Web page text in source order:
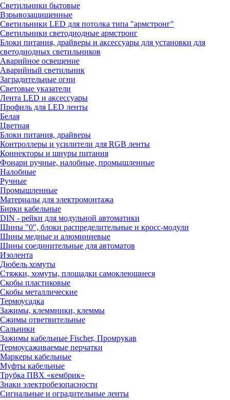
Светильники бытовые
Взрывозащищенные
Светильники LED для потолка типа "армстронг"
Светильники светодиодные армстронг
Блоки питания, драйверы и аксессуары для установки для
светодиодных светильников
Аварийное освещение
Аварийный светильник
Заградительные огни
Световые указатели
Лента LED и аксессуары
Профиль для LED ленты
Белая
Цветная
Блоки питания, драйверы
Контроллеры и усилители для RGB ленты
Коннекторы и шнуры питания
Фонари ручные, налобные, промышленные
Налобные
Ручные
Промышленные
Материалы для электромонтажа
Бирки кабельные
DIN - рейки для модульной автоматики
Шины "0", блоки распределительные и кросс-модули
Шины медные и алюминиевые
Шины соединительные для автоматов
Изолента
Дюбель хомуты
Стяжки, хомуты, площадки самоклеющиеся
Скобы пластиковые
Скобы металлические
Термоусадка
Зажимы, клеммники, клеммы
Сжимы ответвительные
Сальники
Зажимы кабельные Fischer, Промрукав
Термоусаживаемые перчатки
Маркеры кабельные
Муфты кабельные
Трубка ПВХ «кембрик»
Знаки электробезопасности
Сигнальные и оградительные ленты